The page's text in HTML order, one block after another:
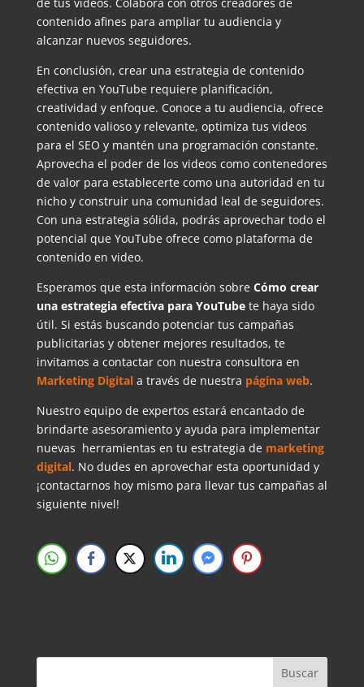
contenido afines para ampliar tu audiencia y
alcanzar nuevos seguidores.
En conclusión, crear una estrategia de contenido
efectiva en YouTube requiere planificación,
creatividad y enfoque. Conoce a tu audiencia, ofrece
contenido valioso y relevante, optimiza tus videos
para el SEO y mantén una programación constante.
Aprovecha el poder de los videos como contenedores
de valor para establecerte como una autoridad en tu
nicho y construir una comunidad leal de seguidores.
Con una estrategia sólida, podrás aprovechar todo el
potencial que YouTube ofrece como plataforma de
contenido en video.
Esperamos que esta información sobre Cómo crear
una estrategia efectiva para YouTube te haya sido
útil. Si estás buscando potenciar tus campañas
publicitarias y obtener mejores resultados, te
invitamos a contactar con nuestra consultora en
Marketing Digitala través de nuestra página web.
Nuestro equipo de expertos estará encantado de
brindarte asesoramiento y ayuda para implementar
nuevas herramientas en tu estrategia de marketing
digital. No dudes en aprovechar esta oportunidad y
¡contactarnos hoy mismo para llevar tus campañas al
siguiente nivel!